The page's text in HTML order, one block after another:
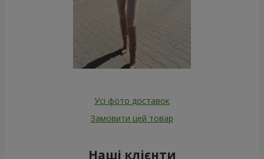
Усі фото доставок
Замовити цей товар
Наші клієнти